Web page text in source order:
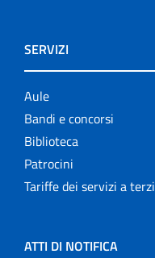
SERVIZI
Aule
Bandi e concorsi
Biblioteca
Patrocini
Tariffe dei servizi a terzi
ATTI DI NOTIFICA